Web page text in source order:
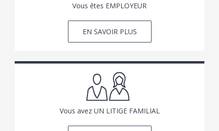
Vous êtes EMPLOYEUR
EN SAVOIR PLUS
Vous avez UN LITIGE FAMILIAL